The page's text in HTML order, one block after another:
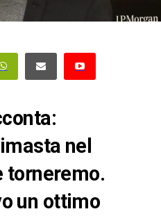
nel
torneremo.
un ottimo